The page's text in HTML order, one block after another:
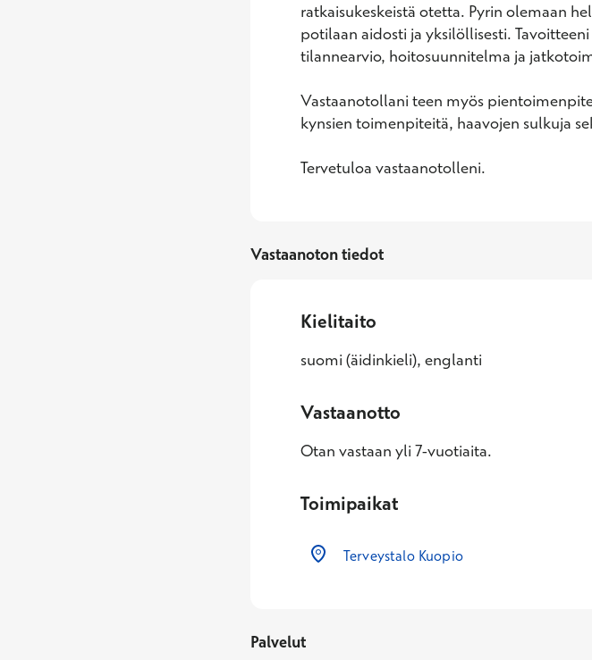
ratkaisukeskeistä otetta. Pyrin olemaan
potilaan aidosti ja yksilöllisesti.
tilannearvio, hoitosuunnitelma ja
Vastaanotollani teen myös
kynsien toimenpiteitä, haavojen sulkuja
Tervetuloa vastaanotolleni.
Vastaanoton tiedot
Kielitaito
suomi (äidinkieli), englanti
Vastaanotto
Otan vastaan yli 7-vuotiaita.
Toimipaikat
Terveystalo Kuopio
Palvelut